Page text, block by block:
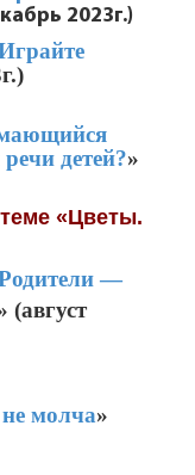
2023г.)
детей?»
«Цветы.
—
(август
молча»